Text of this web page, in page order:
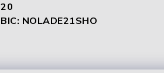
20
BIC: NOLADE21SHO